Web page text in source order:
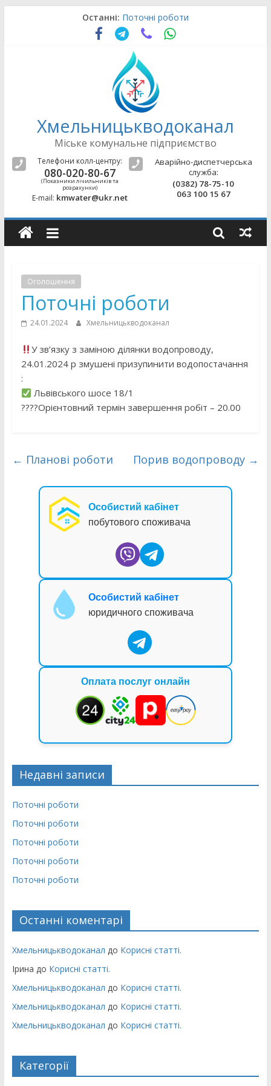
Останні: Поточні роботи
Поточні роботи
Поточні роботи
Поточні роботи
Поточні роботи
Хмельницькводоканал
Міське комунальне підприємство
Телефони колл-центру:
080-020-80-67
(Показники лічильників та
розрахунки)
E-mail: kmwater@ukr.net
Аварійно-диспетчерська
служба:
(0382) 78-75-10
063 100 15 67
Оголошення
Поточні роботи
24.01.2024 Хмельницькводоканал
У зв’язку з заміною ділянки водопроводу,
24.01.2024 р змушені призупинити водопостачання
:
Львівського шосе 18/1
????Орієнтовний термін завершення робіт – 20.00
← Планові роботи Порив водопроводу →
Особистий кабінет
побутового споживача
Особистий кабінет
юридичного споживача
Оплата послуг онлайн
Недавні записи
Поточні роботи
Поточні роботи
Поточні роботи
Поточні роботи
Поточні роботи
Останні коментарі
Хмельницькводоканал до Корисні статті.
Ірина до Корисні статті.
Хмельницькводоканал до Корисні статті.
Хмельницькводоканал до Корисні статті.
Хмельницькводоканал до Корисні статті.
Категорії